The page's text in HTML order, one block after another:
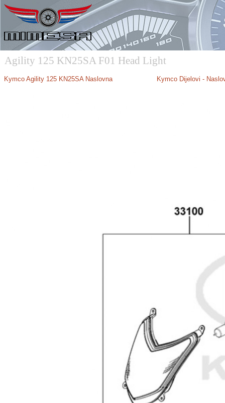
Agility 125 KN25SA F01 Head Light
Kymco Agility 125 KN25SA Naslovna Kymco Dijelovi -